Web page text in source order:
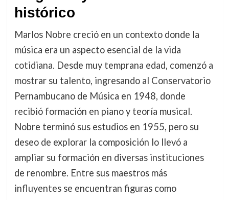
histórico
Marlos Nobre creció en un contexto donde la
música era un aspecto esencial de la vida
cotidiana. Desde muy temprana edad, comenzó a
mostrar su talento, ingresando al Conservatorio
Pernambucano de Música en 1948, donde
recibió formación en piano y teoría musical.
Nobre terminó sus estudios en 1955, pero su
deseo de explorar la composición lo llevó a
ampliar su formación en diversas instituciones
de renombre. Entre sus maestros más
influyentes se encuentran figuras como